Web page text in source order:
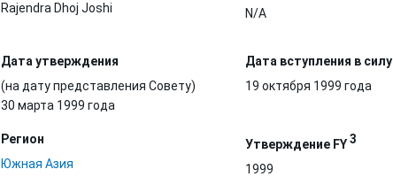
Rajendra Dhoj Joshi
N/A
Дата утверждения
(на дату представления Совету)
30 марта 1999 года
Дата вступления в силу
19 октября 1999 года
Регион
Южная Азия
Утверждение FY3
1999